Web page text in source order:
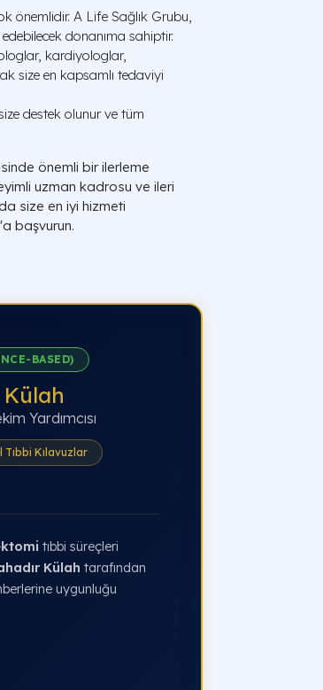
önemlidir. A Life Sağlık Grubu,
donanıma sahiptir.
kardiyologlar,
size en kapsamlı tedaviyi
destek olunur ve tüm
önemli bir ilerleme
uzman kadrosu ve ileri
size en iyi hizmeti
başvurun.
BASED)
Külah
Yardımcısı
Tıbbi Kılavuzlar
tıbbi süreçleri
Külah tarafından
uygunluğu